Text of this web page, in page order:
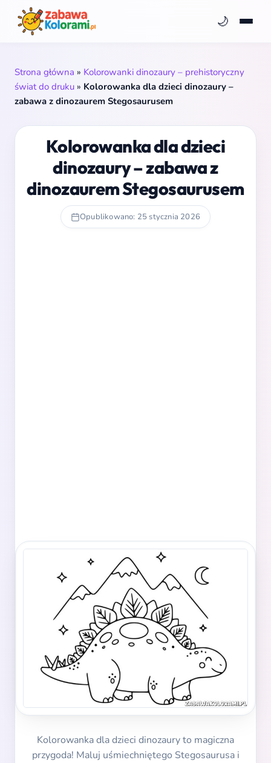
🌙
Strona główna » Kolorowanki dinozaury – prehistoryczny
świat do druku » Kolorowanka dla dzieci dinozaury –
zabawa z dinozaurem Stegosaurusem
Kolorowanka dla dzieci
dinozaury – zabawa z
dinozaurem Stegosaurusem
Opublikowano: 25 stycznia 2026
Kolorowanka dla dzieci dinozaury to magiczna
przygoda! Maluj uśmiechniętego Stegosaurusa i